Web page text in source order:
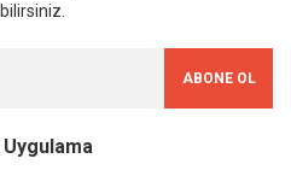
ABONE OL